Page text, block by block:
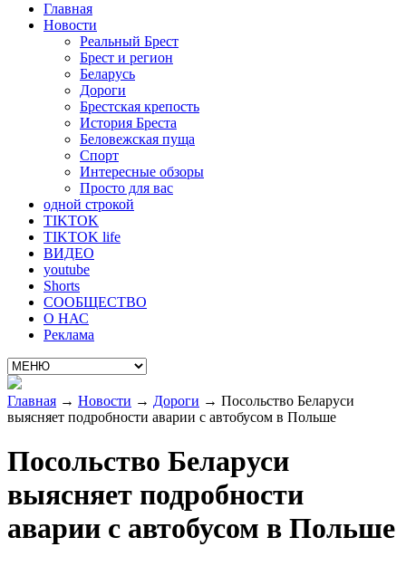
Главная
Новости
Реальный Брест
Брест и регион
Беларусь
Дороги
Брестская крепость
История Бреста
Беловежская пуща
Спорт
Интересные обзоры
Просто для вас
одной строкой
TIKTOK
TIKTOK life
ВИДЕО
youtube
Shorts
СООБЩЕСТВО
О НАС
Реклама
Главная → Новости → Дороги → Посольство Беларуси
выясняет подробности аварии с автобусом в Польше
Посольство Беларуси
выясняет подробности
аварии с автобусом в Польше